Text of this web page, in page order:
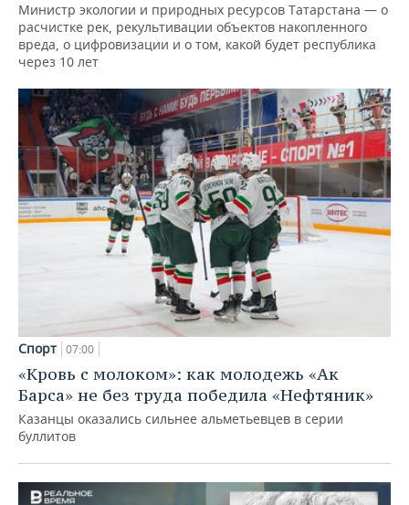
Министр экологии и природных ресурсов Татарстана — о
расчистке рек, рекультивации объектов накопленного
вреда, о цифровизации и о том, какой будет республика
через 10 лет
Спорт 07:00
«Кровь с молоком»: как молодежь «Ак
Барса» не без труда победила «Нефтяник»
Казанцы оказались сильнее альметьевцев в серии
буллитов